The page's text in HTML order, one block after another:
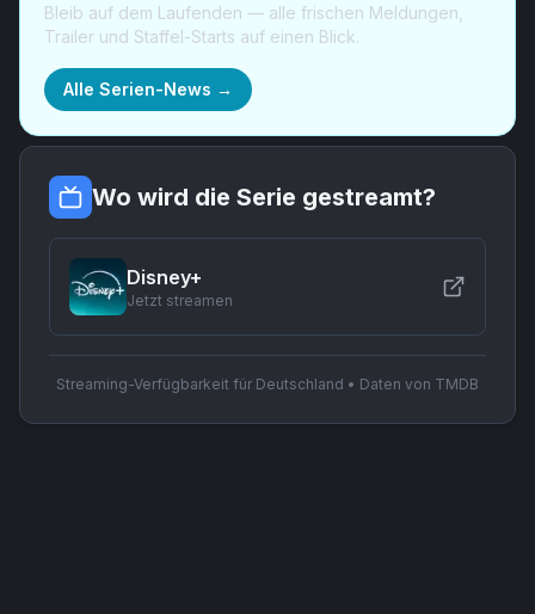
Bleib auf dem Laufenden — alle frischen Meldungen,
Trailer und Staffel-Starts auf einen Blick.
Alle Serien-News →
Wo wird die Serie gestreamt?
Disney+
Jetzt streamen
Streaming-Verfügbarkeit für Deutschland • Daten von TMDB